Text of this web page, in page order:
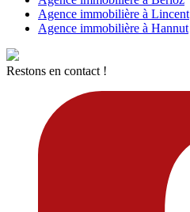
Agence immobilière à Lincent
Agence immobilière à Hannut
Restons en contact !